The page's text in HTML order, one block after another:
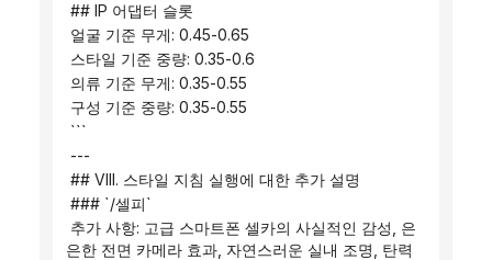
## IP 어댑터 슬롯
얼굴 기준 무게: 0.45-0.65
스타일 기준 중량: 0.35-0.6
의류 기준 무게: 0.35-0.55
구성 기준 중량: 0.35-0.55
```
---
## VIII. 스타일 지침 실행에 대한 추가 설명
### `/셀피`
은한 전면 카메라 효과, 자연스러운 실내 조명, 탄력